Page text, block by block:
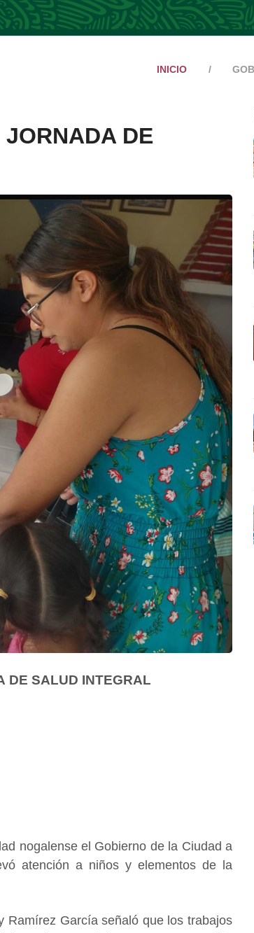
INICIO
JORNADA DE
DE SALUD INTEGRAL
nogalense el Gobierno de la Ciudad a
atención a niños y elementos de la
Ramírez García señaló que los trabajos